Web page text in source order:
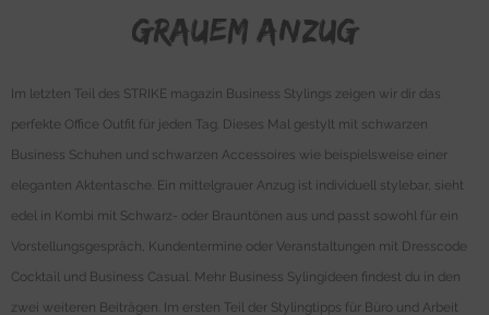
grauem Anzug
Im letzten Teil des STRIKE magazin Business Stylings zeigen wir dir das
perfekte Office Outfit für jeden Tag. Dieses Mal gestylt mit schwarzen
Business Schuhen und schwarzen Accessoires wie beispielsweise einer
eleganten Aktentasche. Ein mittelgrauer Anzug ist individuell stylebar, sieht
edel in Kombi mit Schwarz- oder Brauntönen aus und passt sowohl für ein
Vorstellungsgespräch, Kundentermine oder Veranstaltungen mit Dresscode
Cocktail und Business Casual. Mehr Business Sylingideen findest du in den
zwei weiteren Beiträgen. Im ersten Teil der Stylingtipps für Büro und Arbeit